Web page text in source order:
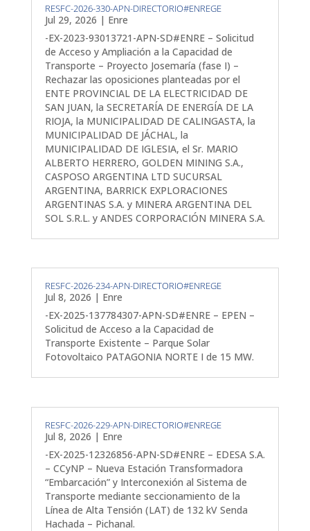
RESFC-2026-330-APN-DIRECTORIO#ENREGE
Jul 29, 2026 | Enre
-EX-2023-93013721-APN-SD#ENRE – Solicitud
de Acceso y Ampliación a la Capacidad de
Transporte – Proyecto Josemaría (fase I) –
Rechazar las oposiciones planteadas por el
ENTE PROVINCIAL DE LA ELECTRICIDAD DE
SAN JUAN, la SECRETARÍA DE ENERGÍA DE LA
RIOJA, la MUNICIPALIDAD DE CALINGASTA, la
MUNICIPALIDAD DE JÁCHAL, la
MUNICIPALIDAD DE IGLESIA, el Sr. MARIO
ALBERTO HERRERO, GOLDEN MINING S.A.,
CASPOSO ARGENTINA LTD SUCURSAL
ARGENTINA, BARRICK EXPLORACIONES
ARGENTINAS S.A. y MINERA ARGENTINA DEL
SOL S.R.L. y ANDES CORPORACIÓN MINERA S.A.
RESFC-2026-234-APN-DIRECTORIO#ENREGE
Jul 8, 2026 | Enre
-EX-2025-137784307-APN-SD#ENRE – EPEN –
Solicitud de Acceso a la Capacidad de
Transporte Existente – Parque Solar
Fotovoltaico PATAGONIA NORTE I de 15 MW.
RESFC-2026-229-APN-DIRECTORIO#ENREGE
Jul 8, 2026 | Enre
-EX-2025-12326856-APN-SD#ENRE – EDESA S.A.
– CCyNP – Nueva Estación Transformadora
“Embarcación” y Interconexión al Sistema de
Transporte mediante seccionamiento de la
Línea de Alta Tensión (LAT) de 132 kV Senda
Hachada – Pichanal.